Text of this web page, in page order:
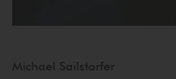
Michael Sailstorfer